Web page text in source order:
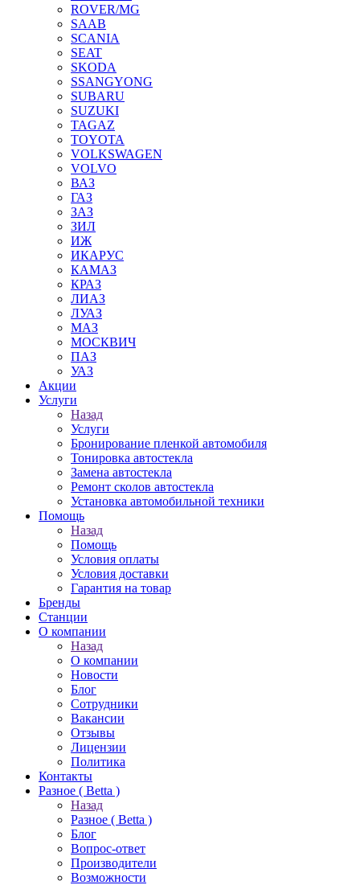
ROVER/MG
SAAB
SCANIA
SEAT
SKODA
SSANGYONG
SUBARU
SUZUKI
TAGAZ
TOYOTA
VOLKSWAGEN
VOLVO
ВАЗ
ГАЗ
ЗАЗ
ЗИЛ
ИЖ
ИКАРУС
КАМАЗ
КРАЗ
ЛИАЗ
ЛУАЗ
МАЗ
МОСКВИЧ
ПАЗ
УАЗ
Акции
Услуги
Назад
Услуги
Бронирование пленкой автомобиля
Тонировка автостекла
Замена автостекла
Ремонт сколов автостекла
Установка автомобильной техники
Помощь
Назад
Помощь
Условия оплаты
Условия доставки
Гарантия на товар
Бренды
Станции
О компании
Назад
О компании
Новости
Блог
Сотрудники
Вакансии
Отзывы
Лицензии
Политика
Контакты
Разное ( Betta )
Назад
Разное ( Betta )
Блог
Вопрос-ответ
Производители
Возможности